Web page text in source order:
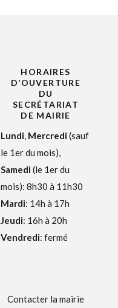
HORAIRES
D’OUVERTURE
DU
SECRÉTARIAT
DE MAIRIE
Lundi, Mercredi(sauf
le 1er du mois),
Samedi(le 1er du
mois): 8h30 à 11h30
Mardi: 14h à 17h
Jeudi: 16h à 20h
Vendredi: fermé
Contacter la mairie